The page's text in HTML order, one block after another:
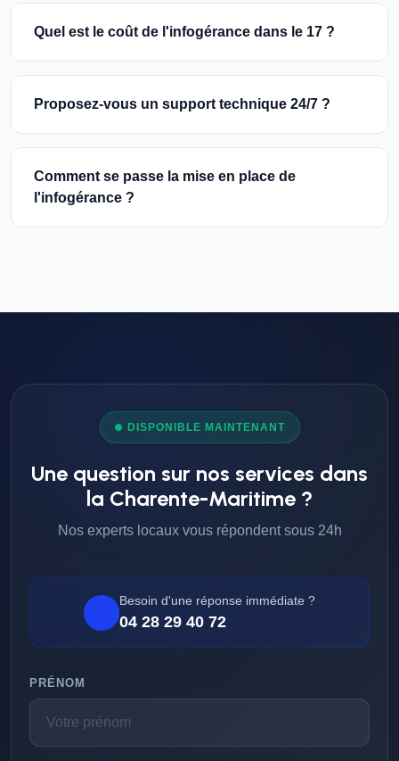
Quel est le coût de l'infogérance dans le 17 ?
Proposez-vous un support technique 24/7 ?
Comment se passe la mise en place de
l'infogérance ?
DISPONIBLE MAINTENANT
Une question sur nos services dans
la Charente-Maritime ?
Nos experts locaux vous répondent sous 24h
Besoin d'une réponse immédiate ?
04 28 29 40 72
PRÉNOM